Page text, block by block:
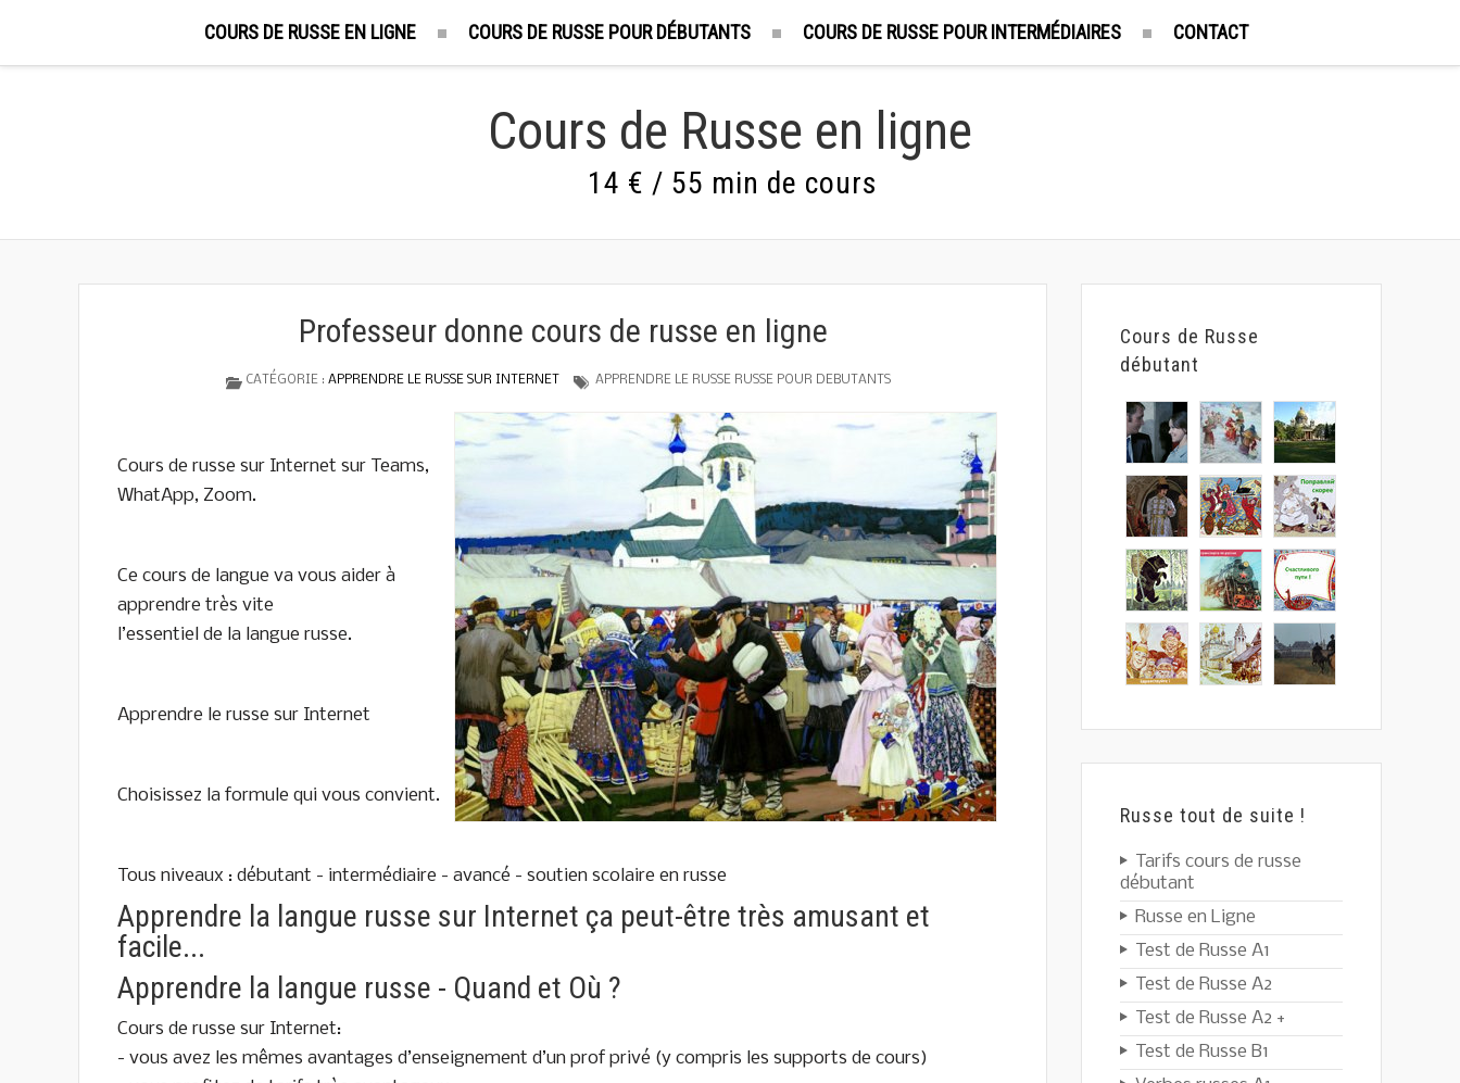
COURS DE RUSSE EN LIGNE COURS DE RUSSE POUR DÉBUTANTS COURS DE RUSSE POUR INTERMÉDIAIRES CONTACT
Cours de Russe en ligne
14 € / 55 min de cours
Professeur donne cours de russe en ligne
CATÉGORIE : APPRENDRE LE RUSSE SUR INTERNET APPRENDRE LE RUSSE RUSSE POUR DEBUTANTS
Cours de russe sur Internet sur Teams,
WhatApp, Zoom.
Ce cours de langue va vous aider à
apprendre très vite
l’essentiel de la langue russe.
Apprendre le russe sur Internet
Choisissez la formule qui vous convient.
Tous niveaux : débutant - intermédiaire - avancé - soutien scolaire en russe
Apprendre la langue russe sur Internet ça peut-être très amusant et
facile...
Apprendre la langue russe - Quand et Où ?
Cours de russe sur Internet:
- vous avez les mêmes avantages d’enseignement d’un prof privé (y compris les supports de cours)
Cours de Russe
débutant
Russe tout de suite !
Tarifs cours de russe
débutant
Russe en Ligne
Test de Russe A1
Test de Russe A2
Test de Russe A2 +
Test de Russe B1